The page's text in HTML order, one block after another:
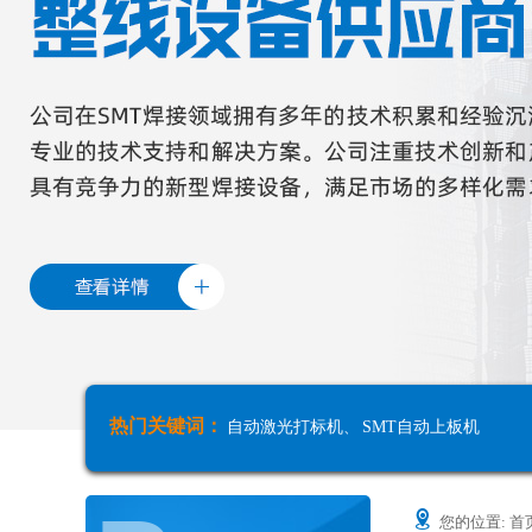
热门关键词： 自动激光打标机、 SMT自动上板机
您的位置: 首